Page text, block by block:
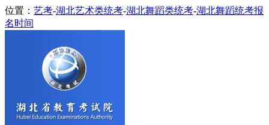
位置： 艺考-湖北艺术类统考-湖北舞蹈类统考-湖北舞蹈统考报
名时间